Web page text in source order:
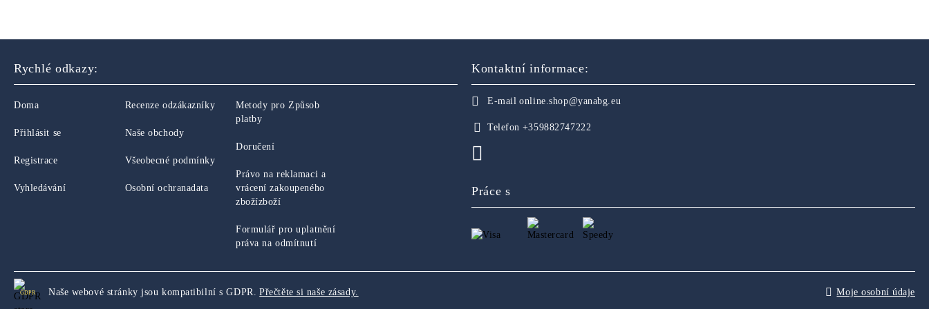
Rychlé odkazy:
Doma
Přihlásit se
Registrace
Vyhledávání
Recenze odzákazníky
Naše obchody
Všeobecné podmínky
Osobní ochranadata
Metody pro Způsob
platby
Doručení
Právo na reklamaci a
vrácení zakoupeného
zbožízboží
Formulář pro uplatnění
práva na odmítnutí
Kontaktní informace:
E-mail online.shop@yanabg.eu
Telefon +359882747222
Práce s
GDPR Naše webové stránky jsou kompatibilní s GDPR. Přečtěte si naše zásady. Moje osobní údaje